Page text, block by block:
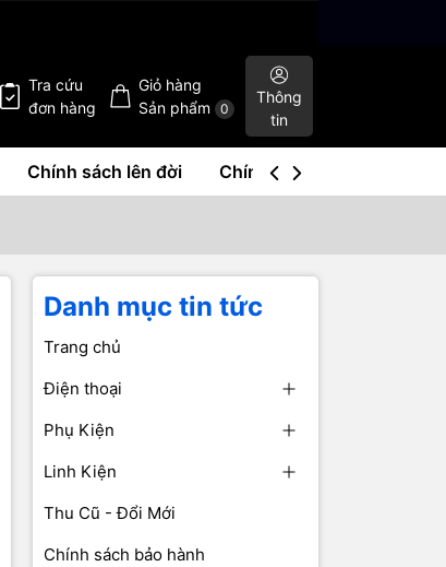
Tra cứu
đơn hàng
Giỏ hàng
Sản phẩm
0
Thông
tin
Chính sách lên đời Chính sách mua lại
Danh mục tin tức
Trang chủ
Điện thoại
Phụ Kiện
Linh Kiện
Thu Cũ - Đổi Mới
Chính sách bảo hành